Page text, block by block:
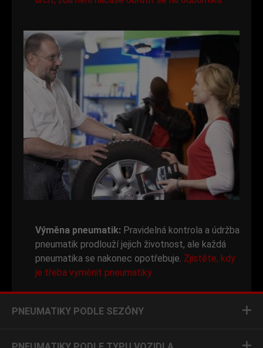
Výměna pneumatik: Pravidelná kontrola a údržba
pneumatik prodlouží jejich životnost, ale každá
pneumatika se nakonec opotřebuje. Zjistěte, kdy
je třeba vyměnit pneumatiky.
PNEUMATIKY PODLE SEZÓNY